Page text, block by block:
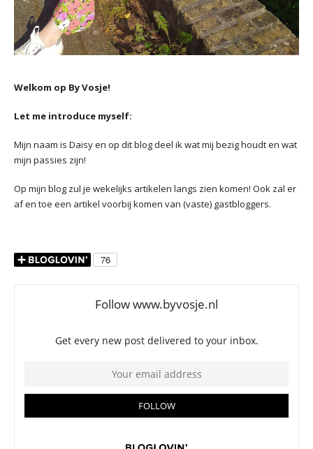
Welkom op By Vosje!
Let me introduce myself:
Mijn naam is Daisy en op dit blog deel ik wat mij bezig houdt en wat
mijn passies zijn!
Op mijn blog zul je wekelijks artikelen langs zien komen! Ook zal er
af en toe een artikel voorbij komen van (vaste) gastbloggers.